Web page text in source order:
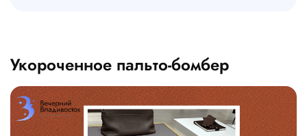
Укороченное пальто-бомбер